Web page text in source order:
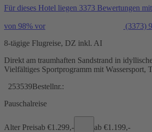
Für dieses Hotel liegen 3373 Bewertungen
von 98% vor (3373)
8-tägige Flugreise, DZ inkl. AI
Direkt am traumhaften Sandstrand in
Vielfältiges Sportprogramm mit Wassersport,
253539Bestellnr.:
Pauschalreise
Alter Preisab €1.299,- ab €1.199,-